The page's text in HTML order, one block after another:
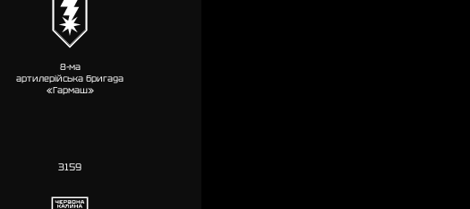
8-ма
артилерійська бригада
«Гармаш»
3159